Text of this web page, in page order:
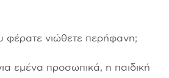
φέρατε νιώθετε περήφανη;
εμένα προσωπικά, η παιδική